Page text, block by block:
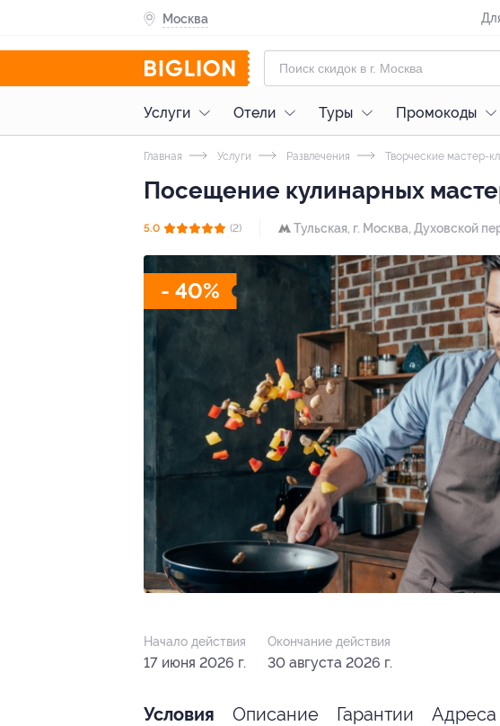
Москва
Услуги Отели Туры Промокоды
Главная Услуги Развлечения Творческие мастер-
Посещение кулинарных
5.0 (2) Тульская, г. Москва, Духовской
- 40%
Начало действия
17 июня 2026 г.
Окончание действия
30 августа 2026 г.
Условия Описание Гарантии Адреса